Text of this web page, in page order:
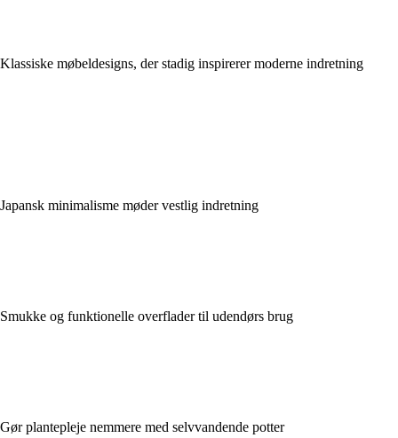
Klassiske møbeldesigns, der stadig inspirerer moderne indretning
Japansk minimalisme møder vestlig indretning
Smukke og funktionelle overflader til udendørs brug
Gør plantepleje nemmere med selvvandende potter